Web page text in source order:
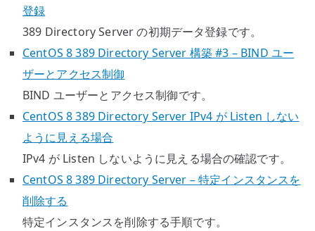
登録
389 Directory Server の初期データ登録です。
CentOS 8 389 Directory Server 構築 #3 – BIND ユー
ザーとアクセス制御
BIND ユーザーとアクセス制御です。
CentOS 8 389 Directory Server IPv4 が Listen しない
ように見える場合
IPv4 が Listen しないように見える場合の確認です。
CentOS 8 389 Directory Server – 特定インスタンスを
削除する
特定インスタンスを削除する手順です。